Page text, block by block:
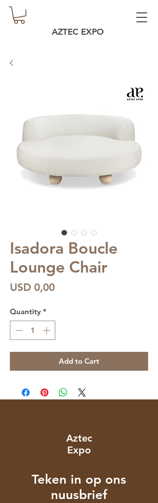
AZTEC EXPO
Isadora Boucle
Lounge Chair
USD 0,00Price
Quantity *
Add to Cart
Aztec
Expo
Teken in op ons
nuusbrief